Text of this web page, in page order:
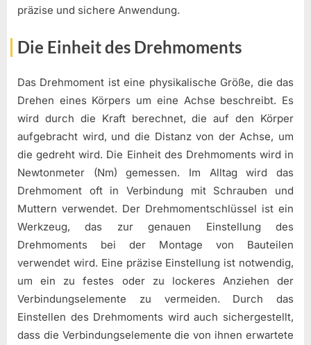
präzise und sichere Anwendung.
Die Einheit des Drehmoments
Das Drehmoment ist eine physikalische Größe, die das
Drehen eines Körpers um eine Achse beschreibt. Es
wird durch die Kraft berechnet, die auf den Körper
aufgebracht wird, und die Distanz von der Achse, um
die gedreht wird. Die Einheit des Drehmoments wird in
Newtonmeter (Nm) gemessen. Im Alltag wird das
Drehmoment oft in Verbindung mit Schrauben und
Muttern verwendet. Der Drehmomentschlüssel ist ein
Werkzeug, das zur genauen Einstellung des
Drehmoments bei der Montage von Bauteilen
verwendet wird. Eine präzise Einstellung ist notwendig,
um ein zu festes oder zu lockeres Anziehen der
Verbindungselemente zu vermeiden. Durch das
Einstellen des Drehmoments wird auch sichergestellt,
dass die Verbindungselemente die von ihnen erwartete